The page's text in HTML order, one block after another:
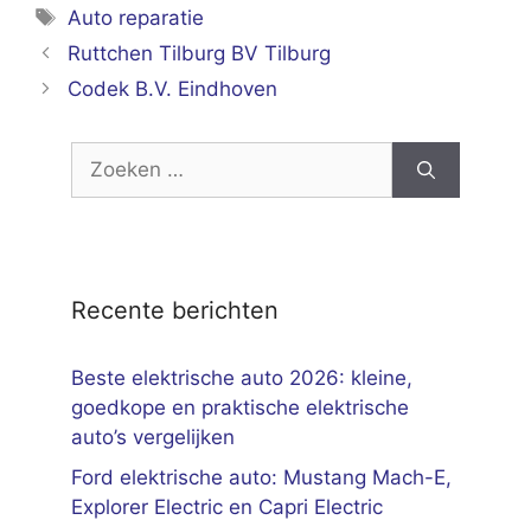
Tags
Auto reparatie
Ruttchen Tilburg BV Tilburg
Codek B.V. Eindhoven
Zoek
Recente berichten
Beste elektrische auto 2026: kleine,
goedkope en praktische elektrische
auto’s vergelijken
Ford elektrische auto: Mustang Mach-E,
Explorer Electric en Capri Electric